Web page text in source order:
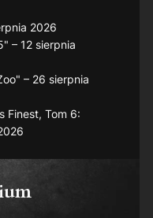
2026
– 12 sierpnia
– 26 sierpnia
Finest, Tom 6: